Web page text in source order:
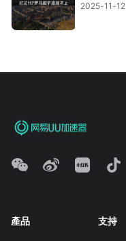
2025-11-12
產品 支持